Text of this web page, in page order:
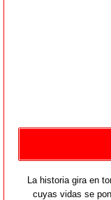
La historia gira en
cuyas vidas se